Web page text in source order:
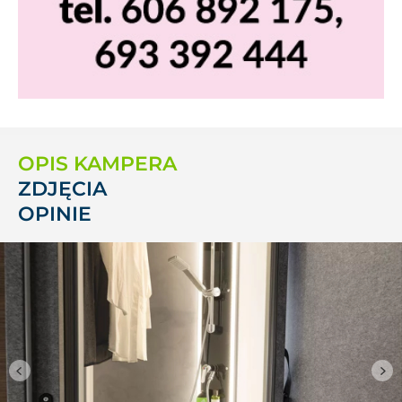
OPIS KAMPERA
ZDJĘCIA
OPINIE